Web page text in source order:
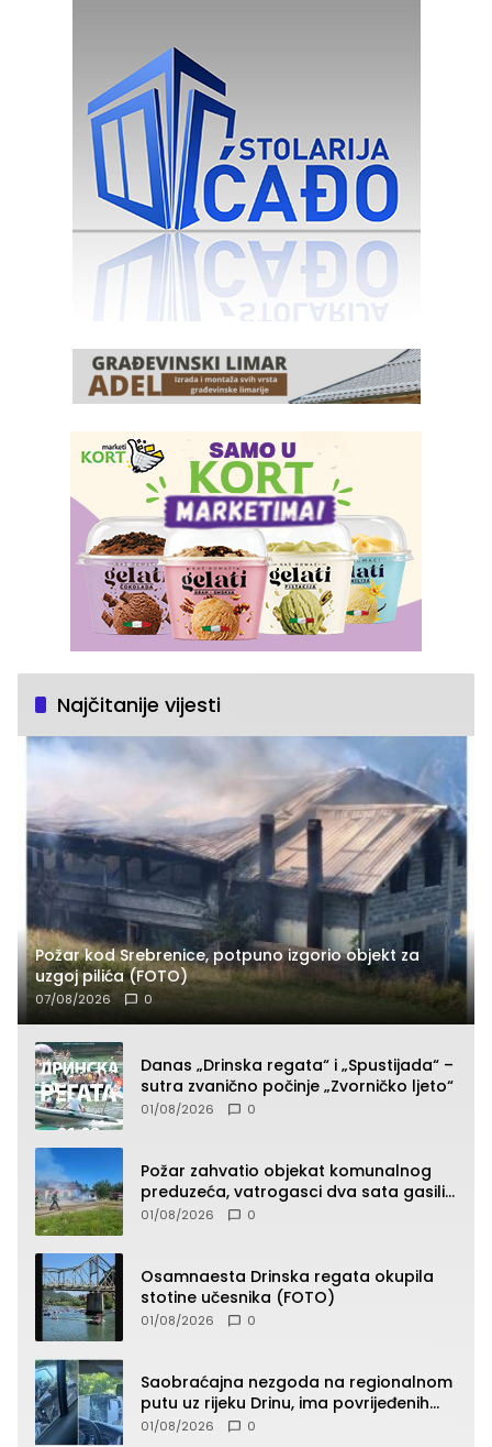
Najčitanije vijesti
Požar kod Srebrenice, potpuno izgorio objekt za
uzgoj pilića (FOTO)
07/08/2026 0
Danas „Drinska regata“ i „Spustijada“ –
sutra zvanično počinje „Zvorničko ljeto“
01/08/2026 0
Požar zahvatio objekat komunalnog
preduzeća, vatrogasci dva sata gasili
vatru (FOTO)
01/08/2026 0
Osamnaesta Drinska regata okupila
stotine učesnika (FOTO)
01/08/2026 0
Saobraćajna nezgoda na regionalnom
putu uz rijeku Drinu, ima povrijeđenih
lica (FOTO)
01/08/2026 0